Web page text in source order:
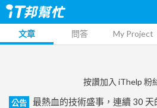
文章 問答 My Project
按讚加入 iThelp 粉
公告
最熱血的技術盛事，連續 30